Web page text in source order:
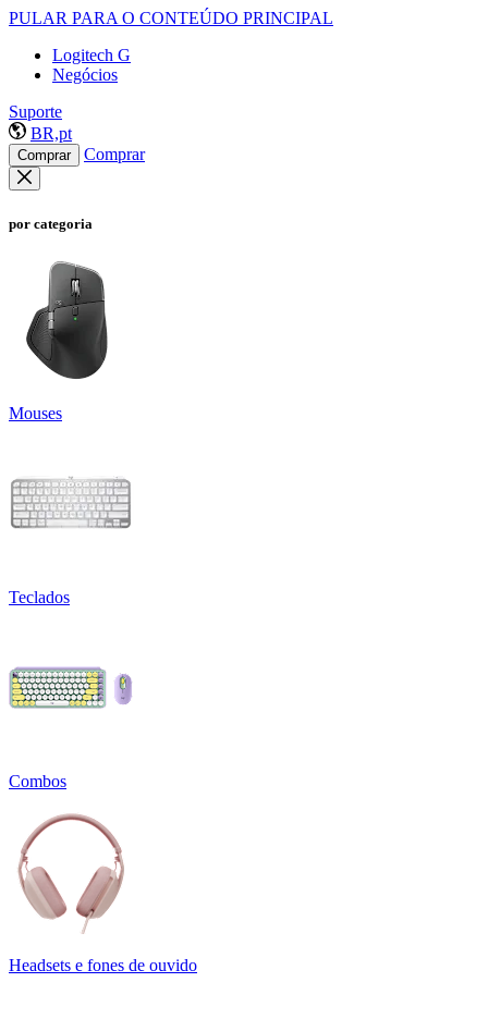
PULAR PARA O CONTEÚDO PRINCIPAL
Logitech G
Negócios
Suporte
BR,pt
Comprar Comprar
por categoria
Mouses
Teclados
Combos
Headsets e fones de ouvido